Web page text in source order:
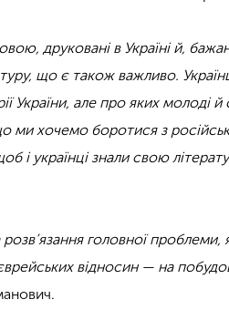
друковані в Україні й,
що є також важливо.
України, але про яких молоді й
ми хочемо боротися з
і українці знали свою
головної проблеми,
відносин — на побудову